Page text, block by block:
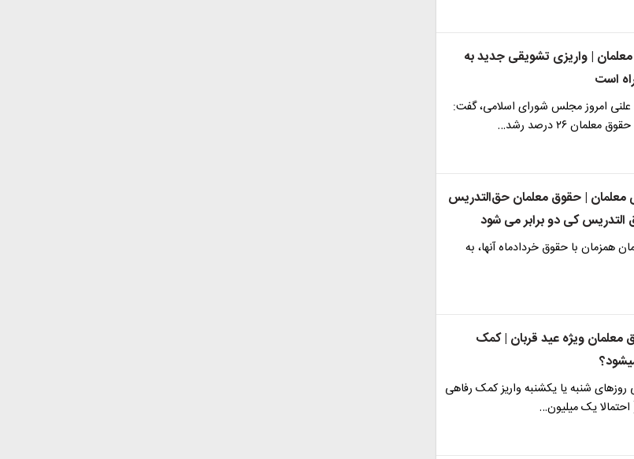
| واریزی تشویقی جدید به
است
امروز مجلس شورای اسلامی، گفت:
۲۶ درصد رشد…
| حقوق معلمان حق‌التدریس
کی دو برابر می شود
همزمان با حقوق خردادماه آنها، به
معلمان ویژه عید قربان | کمک
روزهای شنبه یا یکشنبه واریز کمک رفاهی
یک میلیون…